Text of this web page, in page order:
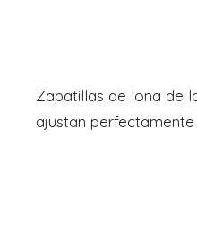
Zapatillas de lona de
ajustan